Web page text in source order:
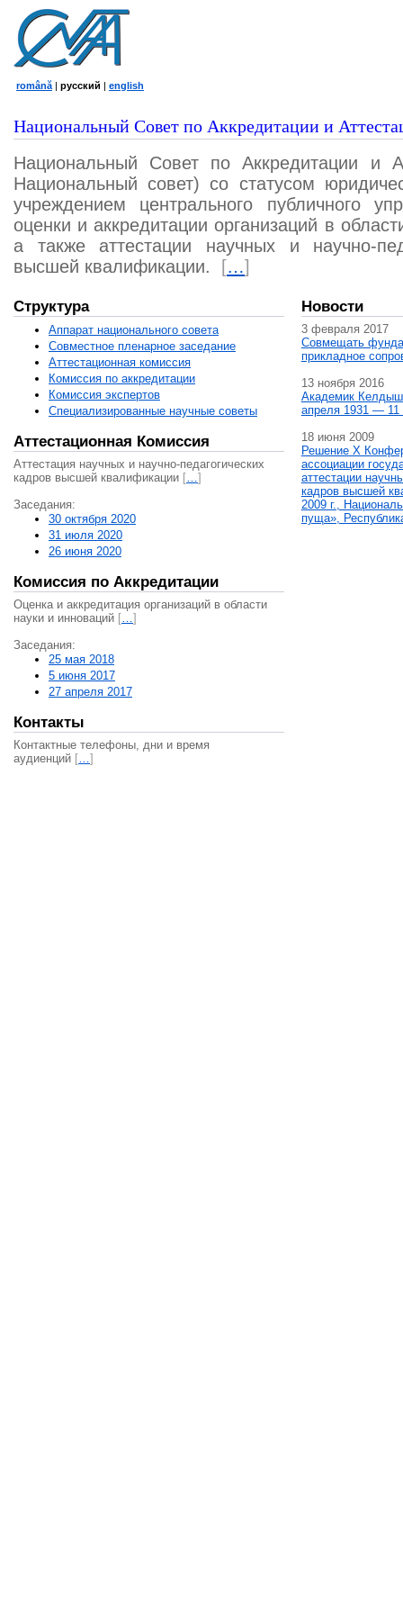
română | русский | english
Национальный Совет по Аккредитации и
Национальный Совет по Аккредитации и
Национальный совет) со статусом
учреждением центрального публичного
оценки и аккредитации организаций в
а также аттестации научных и научно-
высшей квалификации.
[…]
Структура
Аппарат национального совета
Совместное пленарное заседание
Аттестационная комисcия
Комиссия по аккредитации
Комиссия экспертов
Специализированные научные советы
Аттестационная Комиссия
Аттестация научных и научно-педагогических
кадров высшей квалификации […]
Заседания:
30 октября 2020
31 июля 2020
26 июня 2020
Комиссия по Аккредитации
Оценка и аккредитация организаций в области
науки и инноваций […]
Заседания:
25 мая 2018
5 июня 2017
27 апреля 2017
Контакты
Контактные телефоны, дни и время
аудиенций […]
Новости
3 февраля 2017
Совмещать
прикладное
13 ноября 2016
Академик
апреля 1931 — 11
18 июня 2009
Решение X
ассоциации
аттестации
кадров высшей
2009 г.,
пуща»,